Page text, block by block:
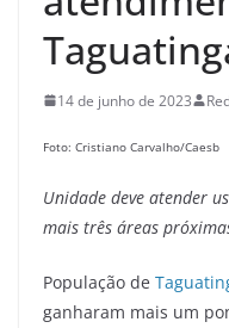
14 de junho de 2023
Foto: Cristiano Carvalho/Caesb
Unidade deve atender
mais três áreas
População de
ganharam mais um